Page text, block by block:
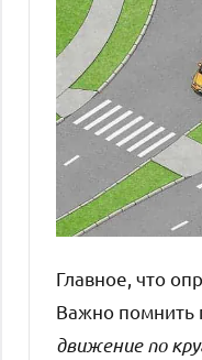
Главное, что
Важно помнить
движение по